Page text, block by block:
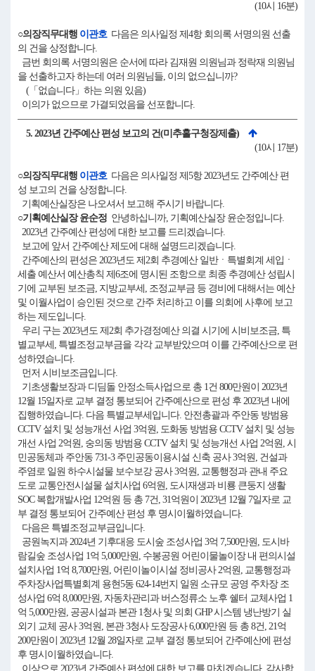
(10시 16분)
○의장직무대행 이관호다음은 의사일정 제4항 회의록 서명의원 선출
의 건을 상정합니다.
금번 회의록 서명의원은 순서에 따라 김재원 의원님과 정락재 의원님
을 선출하고자 하는데 여러 의원님들, 이의 없으십니까?
(「없습니다」하는 의원 있음)
이의가 없으므로 가결되었음을 선포합니다.
5. 2023년 간주예산 편성 보고의 건(미추홀구청장제출)
(10시 17분)
○의장직무대행 이관호다음은 의사일정 제5항 2023년도 간주예산 편
성 보고의 건을 상정합니다.
기획예산실장은 나오셔서 보고해 주시기 바랍니다.
○기획예산실장 윤순정 안녕하십니까, 기획예산실장 윤순정입니다.
2023년 간주예산 편성에 대한 보고를 드리겠습니다.
보고에 앞서 간주예산 제도에 대해 설명드리겠습니다.
간주예산의 편성은 2023년도 제2회 추경예산 일반ㆍ특별회계 세입ㆍ
세출 예산서 예산총칙 제6조에 명시된 조항으로 최종 추경예산 성립시
기에 교부된 보조금, 지방교부세, 조정교부금 등 경비에 대해서는 예산
및 이월사업이 승인된 것으로 간주 처리하고 이를 의회에 사후에 보고
하는 제도입니다.
우리 구는 2023년도 제2회 추가경정예산 의결 시기에 시비보조금, 특
별교부세, 특별조정교부금을 각각 교부받았으며 이를 간주예산으로 편
성하였습니다.
먼저 시비보조금입니다.
기초생활보장과 디딤돌 안정소득사업으로 총 1건 800만원이 2023년
12월 15일자로 교부 결정 통보되어 간주예산으로 편성 후 2023년 내에
집행하였습니다. 다음 특별교부세입니다. 안전총괄과 주안동 방범용
CCTV 설치 및 성능개선 사업 3억원, 도화동 방범용 CCTV 설치 및 성능
개선 사업 2억원, 숭의동 방범용 CCTV 설치 및 성능개선 사업 2억원, 시
민공동체과 주안동 731-3 주민공동이용시설 신축 공사 3억원, 건설과
주염로 일원 하수시설물 보수보강 공사 3억원, 교통행정과 관내 주요
도로 교통안전시설물 설치사업 6억원, 도시재생과 비룡 큰둥지 생활
SOC 복합개발사업 12억원 등 총 7건, 31억원이 2023년 12월 7일자로 교
부 결정 통보되어 간주예산 편성 후 명시이월하였습니다.
다음은 특별조정교부금입니다.
공원녹지과 2024년 기후대응 도시숲 조성사업 3억 7,500만원, 도시바
람길숲 조성사업 1억 5,000만원, 수봉공원 어린이물놀이장 내 편의시설
설치사업 1억 8,700만원, 어린이놀이시설 정비공사 2억원, 교통행정과
주차장사업특별회계 용현5동 624-14번지 일원 소규모 공영 주차장 조
성사업 6억 8,000만원, 자동차관리과 버스정류소 노후 쉘터 교체사업 1
억 5,000만원, 공공시설과 본관 1청사 및 의회 GHP 시스템 냉난방기 실
외기 교체 공사 3억원, 본관 3청사 도장공사 6,000만원 등 총 8건, 21억
200만원이 2023년 12월 28일자로 교부 결정 통보되어 간주예산에 편성
후 명시이월하였습니다.
이상으로 2023년 간주예산 편성에 대한 보고를 마치겠습니다. 감사합